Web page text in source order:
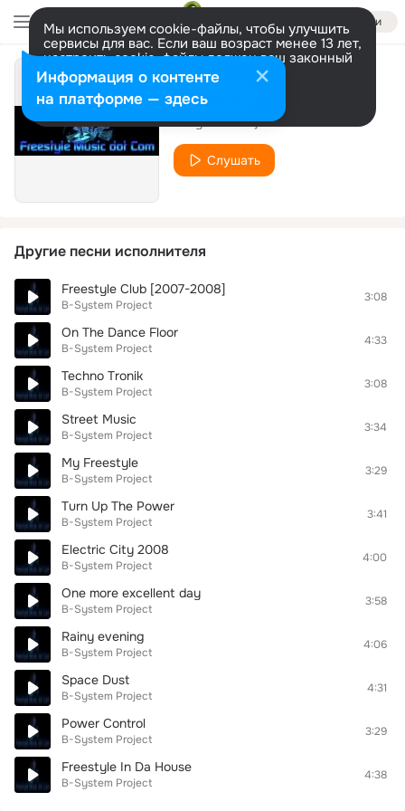
Войти
Мы используем cookie-файлы, чтобы улучшить
сервисы для вас. Если ваш возраст менее 13 лет,
настроить cookie-файлы должен ваш законный
представитель. Больше информации
Разрешить все Настроить
Game Over
B-System Project
Слушать
Другие песни исполнителя
Freestyle Club [2007-2008]
B-System Project
3:08
On The Dance Floor
B-System Project
4:33
Techno Tronik
B-System Project
3:08
Street Music
B-System Project
3:34
My Freestyle
B-System Project
3:29
Turn Up The Power
B-System Project
3:41
Electric City 2008
B-System Project
4:00
One more excellent day
B-System Project
3:58
Rainy evening
B-System Project
4:06
Space Dust
B-System Project
4:31
Power Control
B-System Project
3:29
Freestyle In Da House
B-System Project
4:38
Информация о контенте
на платформе — здесь